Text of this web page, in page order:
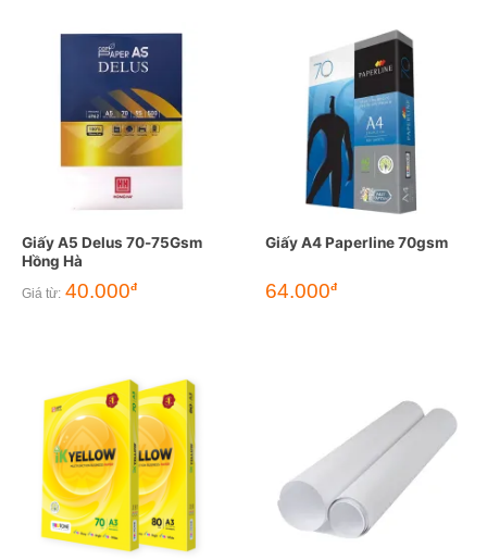
Giấy A5 Delus 70-75Gsm
Hồng Hà
Giá từ: 40.000đ
Giấy A4 Paperline 70gsm
64.000đ